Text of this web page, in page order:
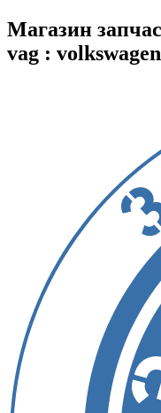
Магазин
vag :